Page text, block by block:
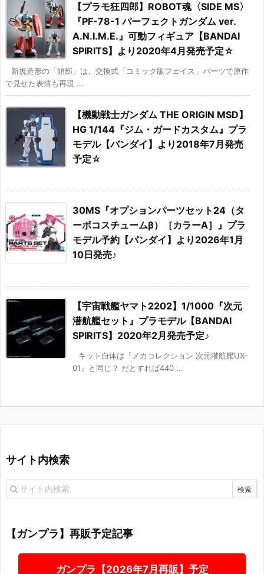
【プラモ狂四郎】ROBOT魂〈SIDE MS〉
『PF-78-1 パーフェクトガンダム ver.
A.N.I.M.E.』可動フィギュア【BANDAI
SPIRITS】より2020年4月発売予定☆
新規造形の「頭部」は、交換式「コミック版フェイス」パーツで原作
で見せた表情も再現 ...
【機動戦士ガンダム THE ORIGIN MSD】
HG 1/144『ジム・ガードカスタム』プラ
モデル【バンダイ】より2018年7月発売
予定☆
30MS『オプションパーツセット24（タ
ーボコスチュームβ）［カラーA］』プラ
モデル予約【バンダイ】より2026年1月
10日発売♪
【宇宙戦艦ヤマト2202】1/1000『次元
潜航艦セット』プラモデル【BANDAI
SPIRITS】2020年2月発売予定♪
キット自体は『メカコレクション 次元潜航艦UX-
01』と同じ？ だとすれば440 ...
サイト内検索
【ガンプラ】再販予定記事
ガンプラ【2026年7月再販】予定